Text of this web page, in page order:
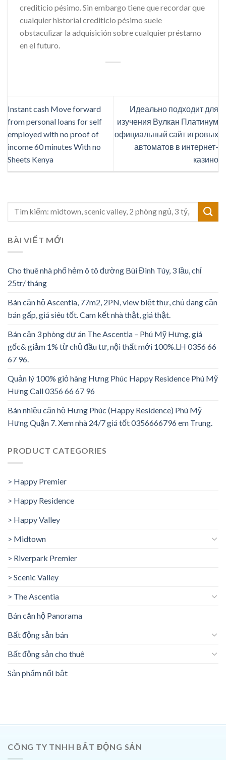
crediticio pésimo. Sin embargo tiene que recordar que
cualquier historial crediticio pésimo suele
obstaculizar la adquisición sobre cualquier préstamo
en el futuro.
Instant cash Move forward
from personal loans for self
employed with no proof of
income 60 minutes With no
Sheets Kenya
Идеально подходит для
изучения Вулкан Платинум
официальный сайт игровых
автоматов в интернет-
казино
BÀI VIẾT MỚI
Cho thuê nhà phố hẻm ô tô đường Bùi Đình Túy, 3 lầu, chỉ
25tr/ tháng
Bán căn hộ Ascentia, 77m2, 2PN, view biệt thự, chủ đang cần
bán gấp, giá siêu tốt. Cam kết nhà thật, giá thật.
Bán căn 3 phòng dự án The Ascentia – Phú Mỹ Hưng, giá
gốc& giảm 1% từ chủ đầu tư, nội thất mới 100%.LH 0356 66
67 96.
Quản lý 100% giỏ hàng Hưng Phúc Happy Residence Phú Mỹ
Hưng Call 0356 66 67 96
Bán nhiều căn hộ Hưng Phúc (Happy Residence) Phú Mỹ
Hưng Quận 7. Xem nhà 24/7 giá tốt 0356666796 em Trung.
PRODUCT CATEGORIES
> Happy Premier
> Happy Residence
> Happy Valley
> Midtown
> Riverpark Premier
> Scenic Valley
> The Ascentia
Bán căn hộ Panorama
Bất động sản bán
Bất động sản cho thuê
Sản phẩm nổi bật
CÔNG TY TNHH BẤT ĐỘNG SẢN